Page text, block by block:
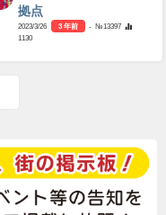
拠点
2023/3/26 3 年前
- №13397
1130